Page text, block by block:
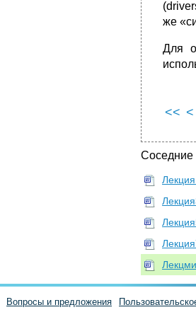
же
Для
<<
Вопросы и предложения